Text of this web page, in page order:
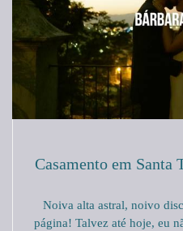
Casamento em Santa
Noiva alta astral, noivo
página! Talvez até hoje, eu